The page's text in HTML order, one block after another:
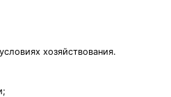
хозяйствования.